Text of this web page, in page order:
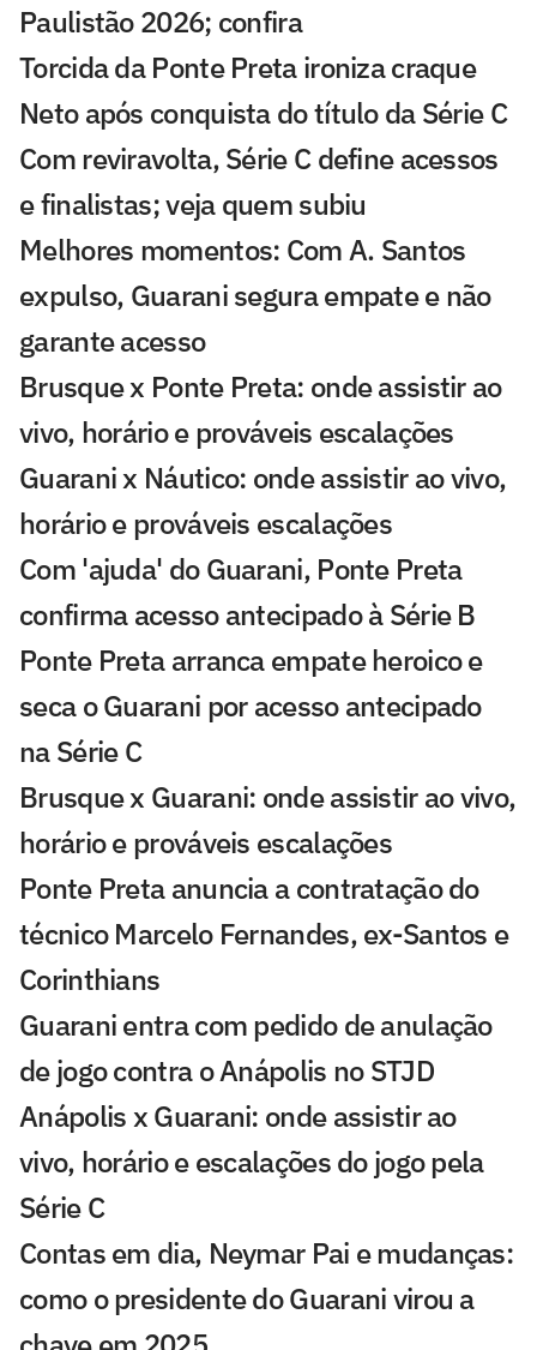
Paulistão 2026; confira
Torcida da Ponte Preta ironiza craque
Neto após conquista do título da Série C
Com reviravolta, Série C define acessos
e finalistas; veja quem subiu
Melhores momentos: Com A. Santos
expulso, Guarani segura empate e não
garante acesso
Brusque x Ponte Preta: onde assistir ao
vivo, horário e prováveis escalações
Guarani x Náutico: onde assistir ao vivo,
horário e prováveis escalações
Com 'ajuda' do Guarani, Ponte Preta
confirma acesso antecipado à Série B
Ponte Preta arranca empate heroico e
seca o Guarani por acesso antecipado
na Série C
Brusque x Guarani: onde assistir ao vivo,
horário e prováveis escalações
Ponte Preta anuncia a contratação do
técnico Marcelo Fernandes, ex-Santos e
Corinthians
Guarani entra com pedido de anulação
de jogo contra o Anápolis no STJD
Anápolis x Guarani: onde assistir ao
vivo, horário e escalações do jogo pela
Série C
Contas em dia, Neymar Pai e mudanças:
como o presidente do Guarani virou a